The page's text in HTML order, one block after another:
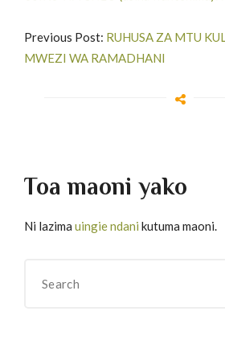
Previous Post: RUHUSA ZA MTU
MWEZI WA RAMADHANI
Toa maoni yako
Ni lazima uingie ndani kutuma maoni.